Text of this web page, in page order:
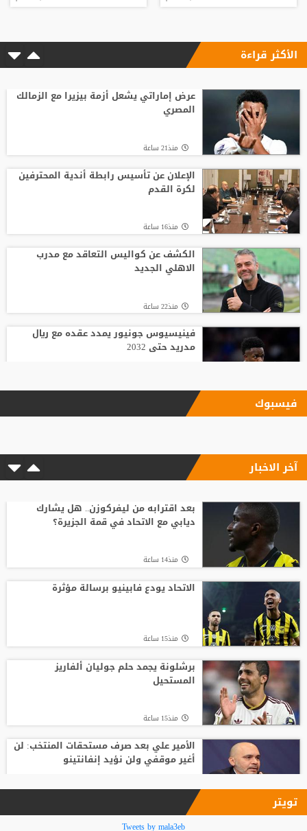
الأكثر قراءة
عرض إماراتي يشعل أزمة بيزيرا مع الزمالك
المصري
منذ21 ساعة
الإعلان عن تأسيس رابطة أندية المحترفين
لكرة القدم
منذ16 ساعة
الكشف عن كواليس التعاقد مع مدرب
الاهلي الجديد
منذ22 ساعة
فينيسيوس جونيور يمدد عقده مع ريال
مدريد حتى 2032
الاتحاد يودع فابينيو برسالة مؤثرة
رودري يحسم قراره ويختار وجهته المقبلة
قبل أن يلمس الكرة.. بالأرقام طرابزون يحصد
ثمار التعاقد مع محمد صلاح
أغلى لاعب في تاريخ إفريقيا.. ديوماندي يترك
معسكر لايبزيغ للانضمام لريال مدريد
فيسبوك
آخر الاخبار
بعد اقترابه من ليفركوزن.. هل يشارك
ديابي مع الاتحاد في قمة الجزيرة؟
منذ14 ساعة
الاتحاد يودع فابينيو برسالة مؤثرة
منذ15 ساعة
برشلونة يجمد حلم جوليان ألفاريز
المستحيل
منذ15 ساعة
الأمير علي بعد صرف مستحقات المنتخب: لن
أغير موقفي ولن نؤيد إنفانتينو
فينيسيوس جونيور يمدد عقده مع ريال
تويتر
Tweets by mala3eb